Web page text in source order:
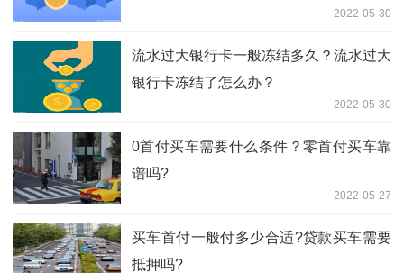
2022-05-30
流水过大银行卡一般冻结多久？流水过大
银行卡冻结了怎么办？
2022-05-30
0首付买车需要什么条件？零首付买车靠
谱吗?
2022-05-27
买车首付一般付多少合适?贷款买车需要
抵押吗?